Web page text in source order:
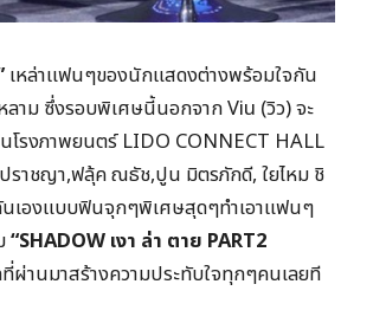
เหล่าแฟนๆของนักแสดงต่างพร้อมใจกัน
ลาม ซึ่งรอบพิเศษนี้นอกจาก Viu (วิว) จะ
โรงภาพยนตร์ LIDO CONNECT HALL
ราชญา,ฟลุ้ค ณธัช,ปูน มิตรภักดี, ใยไหม ชิ
นเองแบบฟินจุกๆพิเศษสุดๆทำเอาแฟนๆ
“SHADOW เงา ล่า ตาย PART2
านมาสร้างความประทับใจทุกๆคนเลยที